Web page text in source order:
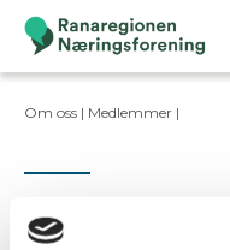
Om oss | Medlemmer |